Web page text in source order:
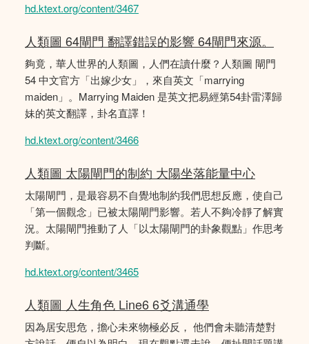
hd.ktext.org/content/3467
人類圖 64閘門 翻譯錯誤的影響 64閘門來源。
夠竟，華人世界的人類圖，人們在讀什麼？人類圖 閘門
54 中文官方「出嫁少女」，來自英文「marrying
maiden」。Marrying Maiden 是英文把易經第54卦雷澤歸
妹的英文翻譯，卦名直譯！
hd.ktext.org/content/3466
人類圖 太陽閘門的制約 大陽坐落能量中心
太陽閘門，是最容易不自覺地制約我們思想反應，使自己
「第一個觀念」已被太陽閘門影響。若人不夠冷靜了解實
況。太陽閘門推動了人「以太陽閘門的卦象觀點」作思考
判斷。
hd.ktext.org/content/3465
人類圖 人生角色 Line6 6爻溝通學
因為居安思危，擔心未來物極必反， 他們會未聽清楚對